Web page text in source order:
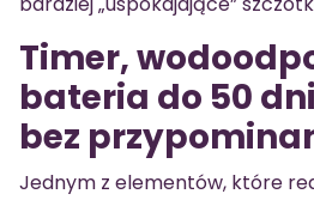
Timer,
bateria do 50
bez
Jednym z elementów, które